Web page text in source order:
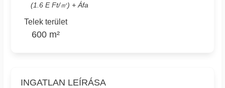
(1.6 E Ft/㎡) + Áfa
Telek terület
600 m²
INGATLAN LEÍRÁSA